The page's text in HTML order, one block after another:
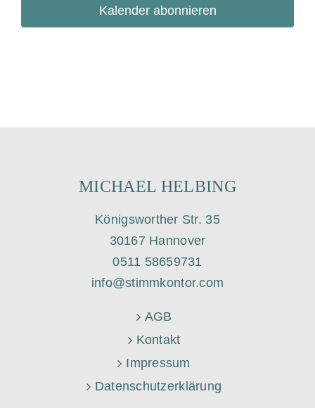
Kalender abonnieren
MICHAEL HELBING
Königsworther Str. 35
30167 Hannover
0511 58659731
info@stimmkontor.com
AGB
Kontakt
Impressum
Datenschutzerklärung